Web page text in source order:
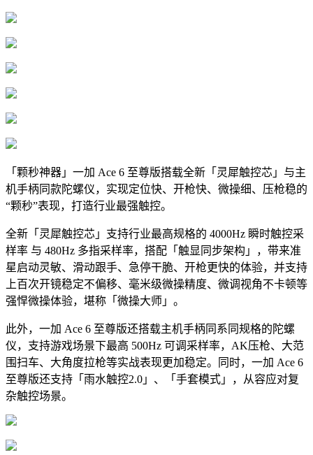
「颗秒神器」一加 Ace 6 至尊版搭载全新「灵犀触控芯」与主
机手柄同款陀螺仪，实现定位快、开枪快、微操细、压枪稳的
“颗秒”表现，打造行业最强触控。
全新「灵犀触控芯」支持行业最高规格的 4000Hz 瞬时触控采
样率 与 480Hz 多指采样率，搭配「触显同步架构」，带来准
星启动灵敏、滑动跟手、急停干脆、开枪更快的体验，并支持
上百次开镜稳定不偏移、毫米级微操精度、微调视角不卡顿等
强悍微操体验，堪称「微操大师」。
此外，一加 Ace 6 至尊版还搭载主机手柄同系同规格的陀螺
仪，支持游戏场景下最高 500Hz 可调采样率，AK压枪、大范
围扫车、大角度拉枪等实战表现更加稳定。同时，一加 Ace 6
至尊版还支持「雨水触控2.0」、「手套模式」，从容应对复
杂触控场景。